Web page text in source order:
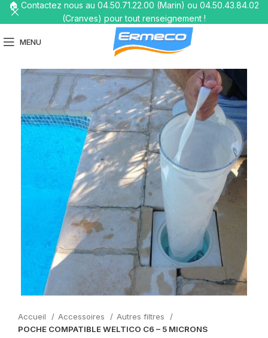
MENU
Accueil Accessoires
Autres filtres
POCHE COMPATIBLE WELTICO C6 – 5 MICRONS
🏠 Contactez nous au 04.50.71.22.00 (Marin) ou 04.50.43.84.02
(Cranves) pour tout renseignement !